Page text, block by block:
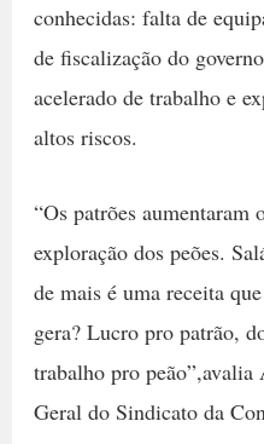
conhecidas: falta de
de fiscalização do
acelerado de trabalho e
altos riscos.
“Os patrões aumentaram
exploração dos peões.
de mais é uma receita
gera? Lucro pro patrão,
trabalho pro
Geral do Sindicato da